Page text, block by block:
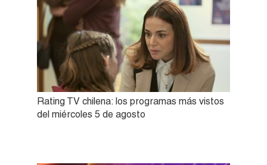
Rating TV chilena: los programas más vistos
del miércoles 5 de agosto